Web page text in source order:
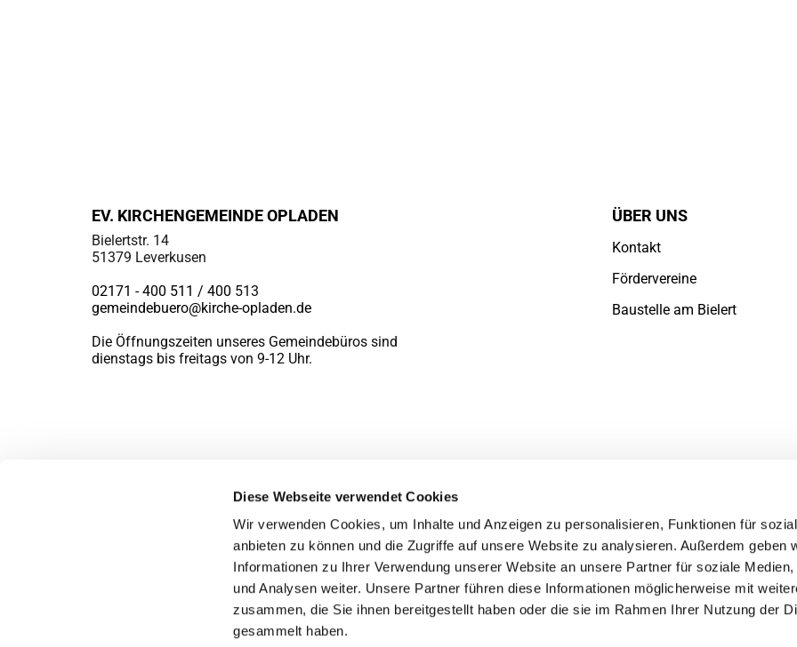
Diese Webseite verwendet Cookies
Wir verwenden Cookies, um Inhalte und Anzeigen zu personalisieren, Funktionen für
anbieten zu können und die Zugriffe auf unsere Website zu analysieren. Außerdem geben
Informationen zu Ihrer Verwendung unserer Website an unsere Partner für soziale Medien,
und Analysen weiter. Unsere Partner führen diese Informationen möglicherweise mit
zusammen, die Sie ihnen bereitgestellt haben oder die sie im Rahmen Ihrer Nutzung der
gesammelt haben.
EV. KIRCHENGEMEINDE OPLADEN
Bielertstr. 14
51379 Leverkusen
02171 - 400 511 / 400 513
gemeindebuero@kirche-opladen.de
Die Öffnungszeiten unseres Gemeindebüros sind
dienstags bis freitags von 9-12 Uhr.
ÜBER UNS
Kontakt
Fördervereine
Baustelle am Bielert